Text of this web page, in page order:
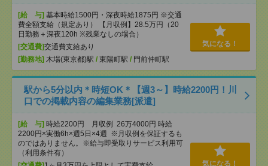
[給 与] 基本時給1500円・深夜時給1875円 ※交通
費全額支給（規定あり） 【月収例】28.5万円（20
日勤務＋深夜120h ※残業なしの場合）
[交通費]交通費支給あり
[勤務地] 木場(東京都)駅 / 東陽町駅 / 門前仲町駅
気になる！
駅から5分以内＊時短OK＊【週3～】時給2200円！川
口での掲載内容の編集業務[派遣]
[給 与] 時給2200円 月収例 26万4000円 時給
2200円×実働6h×週5日×4週 ※月収例を保証するも
のではありません。※給与即受取りサービス利用可
（利用条件有）
気になる！